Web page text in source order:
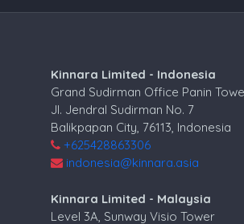
Kinnara Limited - Indonesia
Grand Sudirman Office Panin
Jl. Jendral Sudirman No. 7
Balikpapan City, 76113, Indonesia
+625428863306
indonesia@kinnara.asia
Kinnara Limited - Malaysia
Level 3A, Sunway Visio Tower